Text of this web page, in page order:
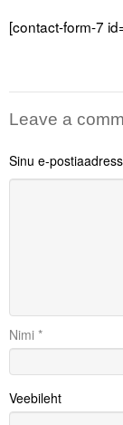
[contact-form-7
Leave a
Sinu e-
Nimi *
Veebileht